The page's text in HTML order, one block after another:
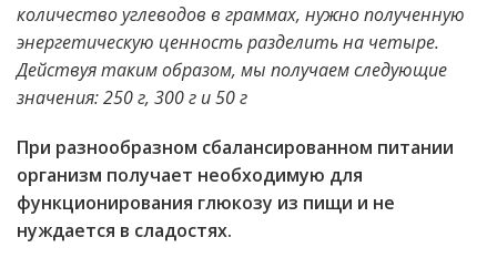
количество углеводов в граммах, нужно полученную
энергетическую ценность разделить на четыре.
Действуя таким образом, мы получаем следующие
значения: 250 г, 300 г и 50 г
При разнообразном сбалансированном питании
организм получает необходимую для
функционирования глюкозу из пищи и не
нуждается в сладостях.